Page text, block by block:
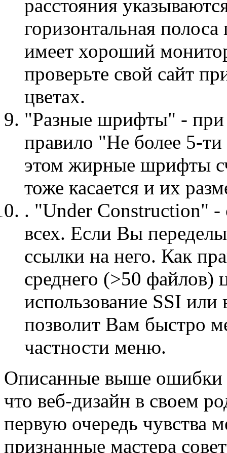
расстояния
горизонтальная
имеет хороший
проверьте свой сайт
цветах.
"Разные шрифты" - при
правило "Не более 5-
этом жирные шрифты
тоже касается и их
. "Under Construction" -
всех. Если Вы
ссылки на него. Как
среднего (>50 файлов)
использование SSI
позволит Вам быстро
частности меню.
Описанные выше ошибки
что веб-дизайн в своем
первую очередь чувства
признанные мастера